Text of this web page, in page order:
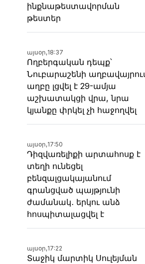
ինքնաթեստավորման
թեստեր
այսօր,18:37
Ողբերգական դեպք՝
Նուբարաշենի
աղբը լցվել է 29-ամյա
աշխատակցի վրա, նրա
կյանքը փրկել չի հաջողվել
այսօր,17:50
Դիզվառելիքի արտահոսք է
տեղի ունեցել
բենզալցակայանում
գրանցված պայթյունի
ժամանակ․ երկու անձ
հոսպիտալացվել է
այսօր,17:22
Տաջիկ մարտիկ Սուլեյման